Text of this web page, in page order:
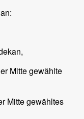
Mitte gewählte
Mitte gewähltes